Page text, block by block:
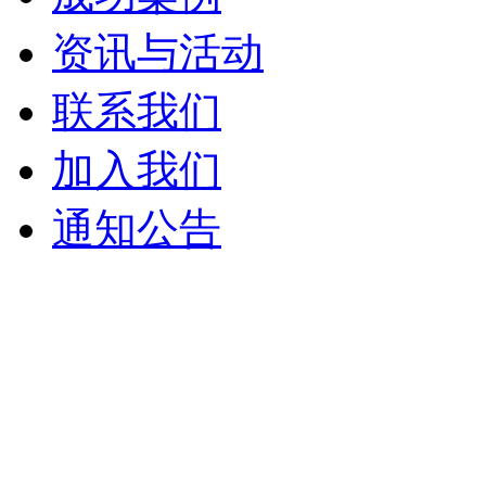
资讯与活动
联系我们
加入我们
通知公告